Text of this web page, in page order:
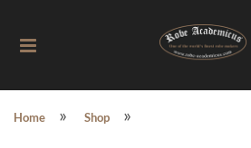
Toggle
Home » Shop »